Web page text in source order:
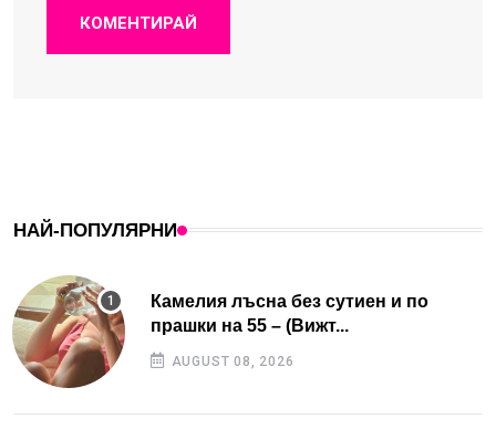
КОМЕНТИРАЙ
НАЙ-ПОПУЛЯРНИ
Камелия лъсна без сутиен и по
прашки на 55 – (Вижт...
AUGUST 08, 2026